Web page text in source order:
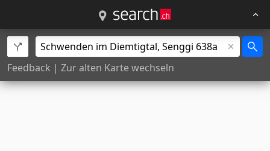
Feedback | Zur alten Karte wechseln